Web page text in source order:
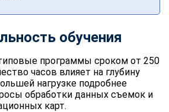
обучения
программы сроком от 250
часов влияет на глубину
нагрузке подробнее
обработки данных съемок и
карт.